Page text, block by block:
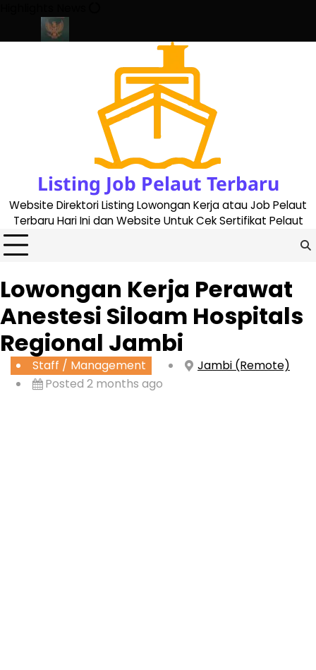
content
Listing Job Pelaut Terbaru
Website Direktori Listing Lowongan Kerja atau Job Pelaut
Terbaru Hari Ini dan Website Untuk Cek Sertifikat Pelaut
Lowongan Kerja Perawat
Anestesi Siloam Hospitals
Regional Jambi
Staff / Management
Jambi (Remote)
Posted 2 months ago